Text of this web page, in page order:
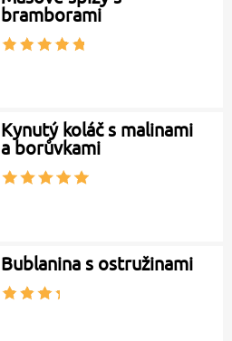
bramborami
Kynutý koláč s malinami
a borůvkami
Bublanina s ostružinami